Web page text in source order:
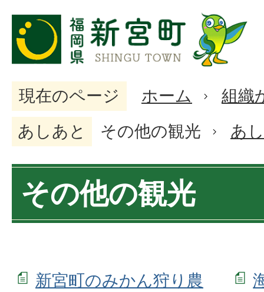
現在のページ ホーム
組織
あしあと
その他の観光 あ
その他の観光
新宮町のみかん狩り農